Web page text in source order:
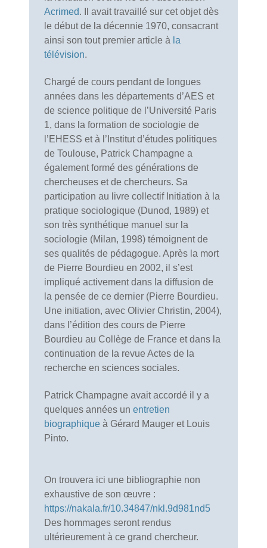
Acrimed. Il avait travaillé sur cet objet dès
le début de la décennie 1970, consacrant
ainsi son tout premier article à la
télévision.
Chargé de cours pendant de longues
années dans les départements d’AES et
de science politique de l’Université Paris
1, dans la formation de sociologie de
l’EHESS et à l’Institut d’études politiques
de Toulouse, Patrick Champagne a
également formé des générations de
chercheuses et de chercheurs. Sa
participation au livre collectif Initiation à la
pratique sociologique (Dunod, 1989) et
son très synthétique manuel sur la
sociologie (Milan, 1998) témoignent de
ses qualités de pédagogue. Après la mort
de Pierre Bourdieu en 2002, il s’est
impliqué activement dans la diffusion de
la pensée de ce dernier (Pierre Bourdieu.
Une initiation, avec Olivier Christin, 2004),
dans l’édition des cours de Pierre
Bourdieu au Collège de France et dans la
continuation de la revue Actes de la
recherche en sciences sociales.
Patrick Champagne avait accordé il y a
quelques années un entretien
biographique à Gérard Mauger et Louis
Pinto.
On trouvera ici une bibliographie non
exhaustive de son œuvre :
https://nakala.fr/10.34847/nkl.9d981nd5
Des hommages seront rendus
ultérieurement à ce grand chercheur.